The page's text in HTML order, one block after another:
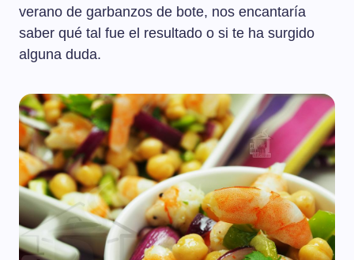
verano de garbanzos de bote, nos encantaría
saber qué tal fue el resultado o si te ha surgido
alguna duda.